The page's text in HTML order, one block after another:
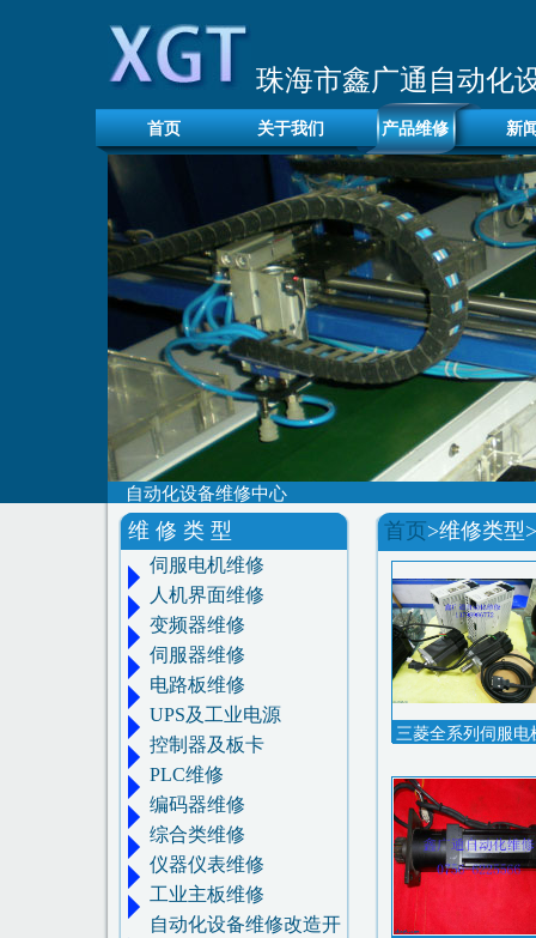
珠海市鑫广通自动化
首页 关于我们 产品维修 新
自动化设备维修中心
维 修 类 型
伺服电机维修
人机界面维修
变频器维修
伺服器维修
电路板维修
UPS及工业电源
控制器及板卡
PLC维修
编码器维修
综合类维修
仪器仪表维修
工业主板维修
自动化设备维修改造开
首页>维修类型
三菱全系列伺服电